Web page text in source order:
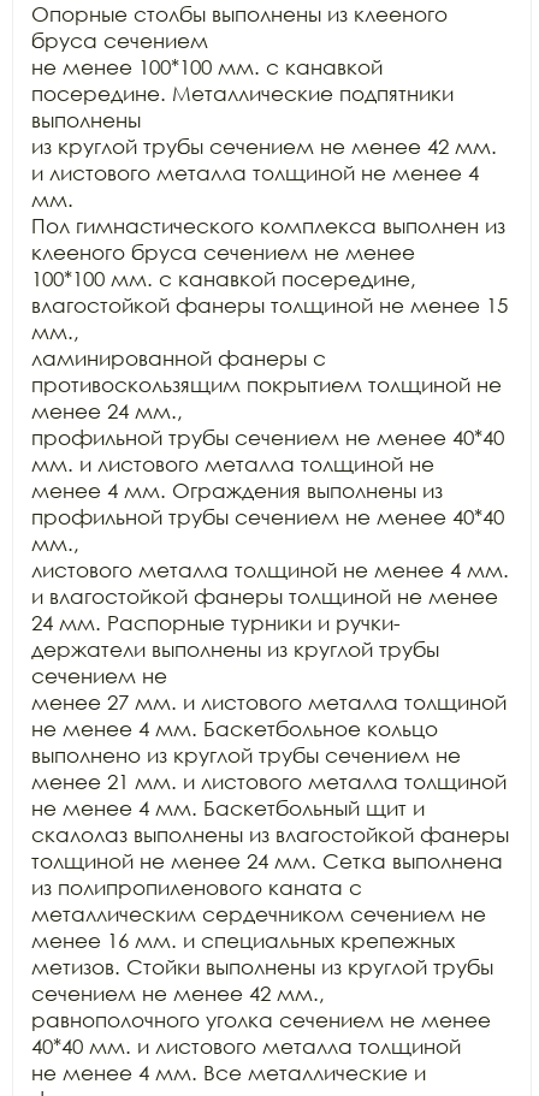
Опорные столбы выполнены из клееного
бруса сечением
не менее 100*100 мм. с канавкой
посередине. Металлические подпятники
выполнены
из круглой трубы сечением не менее 42 мм.
и листового металла толщиной не менее 4
мм.
Пол гимнастического комплекса выполнен из
клееного бруса сечением не менее
100*100 мм. с канавкой посередине,
влагостойкой фанеры толщиной не менее 15
мм.,
ламинированной фанеры с
противоскользящим покрытием толщиной не
менее 24 мм.,
профильной трубы сечением не менее 40*40
мм. и листового металла толщиной не
менее 4 мм. Ограждения выполнены из
профильной трубы сечением не менее 40*40
мм.,
листового металла толщиной не менее 4 мм.
и влагостойкой фанеры толщиной не менее
24 мм. Распорные турники и ручки-
держатели выполнены из круглой трубы
сечением не
менее 27 мм. и листового металла толщиной
не менее 4 мм. Баскетбольное кольцо
выполнено из круглой трубы сечением не
менее 21 мм. и листового металла толщиной
не менее 4 мм. Баскетбольный щит и
скалолаз выполнены из влагостойкой фанеры
толщиной не менее 24 мм. Сетка выполнена
из полипропиленового каната с
металлическим сердечником сечением не
менее 16 мм. и специальных крепежных
метизов. Стойки выполнены из круглой трубы
сечением не менее 42 мм.,
равнополочного уголка сечением не менее
40*40 мм. и листового металла толщиной
не менее 4 мм. Все металлические и